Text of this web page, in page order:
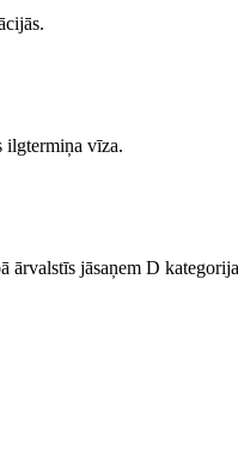
ilgtermiņa vīza.
jāsaņem D